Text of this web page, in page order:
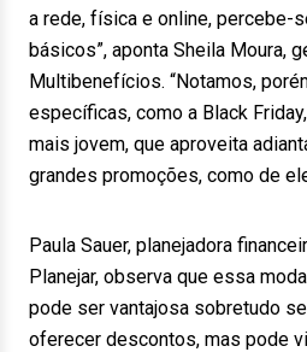
a rede, física e online, percebe-
básicos”, aponta Sheila Moura,
Multibenefícios. “Notamos,
específicas, como a Black
mais jovem, que aproveita
grandes promoções, como de
Paula Sauer, planejadora
Planejar, observa que essa
pode ser vantajosa sobretudo
oferecer descontos, mas pode